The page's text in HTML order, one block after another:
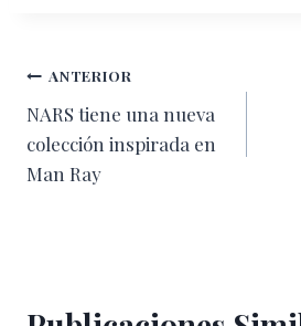
Navegación
de
entradas
ANTERIOR
NARS tiene una nueva
colección inspirada en
Man Ray